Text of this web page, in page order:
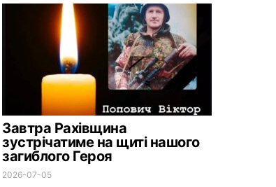
Завтра Рахівщина
зустрічатиме на щиті нашого
загиблого Героя
2026-07-05